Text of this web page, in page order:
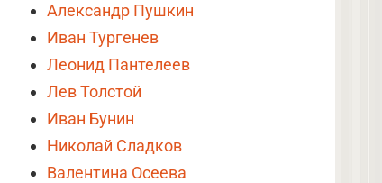
Александр Пушкин
Иван Тургенев
Леонид Пантелеев
Лев Толстой
Иван Бунин
Николай Сладков
Валентина Осеева